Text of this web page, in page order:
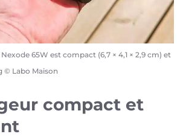
65W est compact (6,7 × 4,1 × 2,9 cm) et
© Labo Maison
compact et